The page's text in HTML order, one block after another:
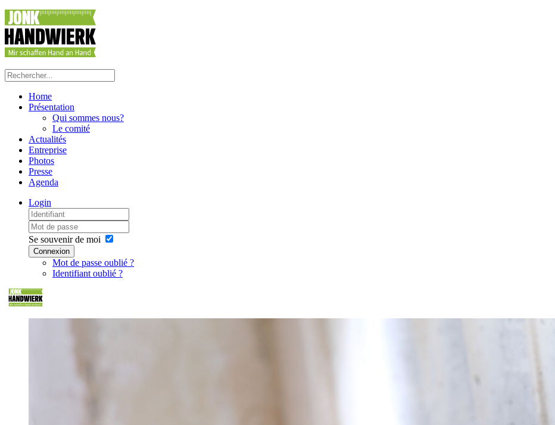
Home
Présentation
Qui sommes nous?
Le comité
Actualités
Entreprise
Photos
Presse
Agenda
Login
Se souvenir de moi
Connexion
Mot de passe oublié ?
Identifiant oublié ?